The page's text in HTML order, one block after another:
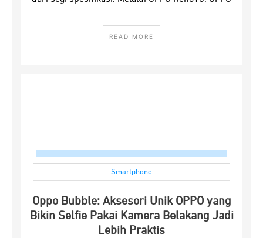
READ MORE
Smartphone
Oppo Bubble: Aksesori Unik OPPO yang
Bikin Selfie Pakai Kamera Belakang Jadi
Lebih Praktis